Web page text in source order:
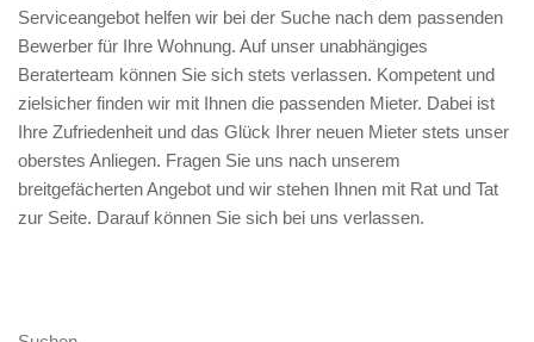
Serviceangebot helfen wir bei der Suche nach dem passenden
Bewerber für Ihre Wohnung. Auf unser unabhängiges
Beraterteam können Sie sich stets verlassen. Kompetent und
zielsicher finden wir mit Ihnen die passenden Mieter. Dabei ist
Ihre Zufriedenheit und das Glück Ihrer neuen Mieter stets unser
oberstes Anliegen. Fragen Sie uns nach unserem
breitgefächerten Angebot und wir stehen Ihnen mit Rat und Tat
zur Seite. Darauf können Sie sich bei uns verlassen.